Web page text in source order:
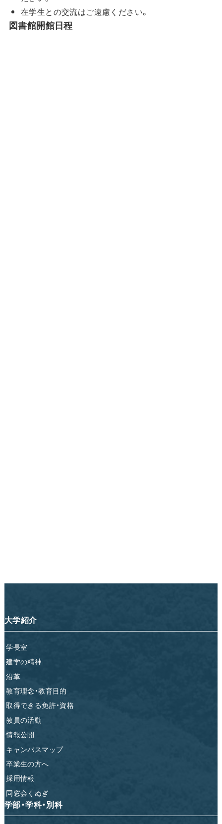
在学生との交流はご遠慮ください。
図書館開館日程
大学紹介
学長室
建学の精神
沿革
教育理念・教育目的
取得できる免許・資格
教員の活動
情報公開
キャンパスマップ
卒業生の方へ
採用情報
同窓会くぬぎ
学部・学科・別科